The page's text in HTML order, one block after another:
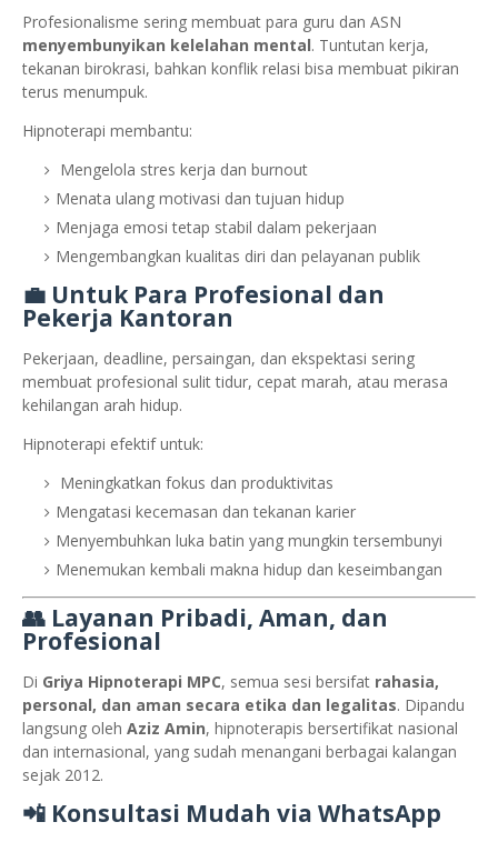
Profesionalisme sering membuat para guru dan ASN
menyembunyikan kelelahan mental. Tuntutan kerja,
tekanan birokrasi, bahkan konflik relasi bisa membuat pikiran
terus menumpuk.
Hipnoterapi membantu:
Mengelola stres kerja dan burnout
Menata ulang motivasi dan tujuan hidup
Menjaga emosi tetap stabil dalam pekerjaan
Mengembangkan kualitas diri dan pelayanan publik
💼 Untuk Para Profesional dan
Pekerja Kantoran
Pekerjaan, deadline, persaingan, dan ekspektasi sering
membuat profesional sulit tidur, cepat marah, atau merasa
kehilangan arah hidup.
Hipnoterapi efektif untuk:
Meningkatkan fokus dan produktivitas
Mengatasi kecemasan dan tekanan karier
Menyembuhkan luka batin yang mungkin tersembunyi
Menemukan kembali makna hidup dan keseimbangan
👥 Layanan Pribadi, Aman, dan
Profesional
Di Griya Hipnoterapi MPC, semua sesi bersifat rahasia,
personal, dan aman secara etika dan legalitas. Dipandu
langsung oleh Aziz Amin, hipnoterapis bersertifikat nasional
dan internasional, yang sudah menangani berbagai kalangan
sejak 2012.
📲 Konsultasi Mudah via WhatsApp